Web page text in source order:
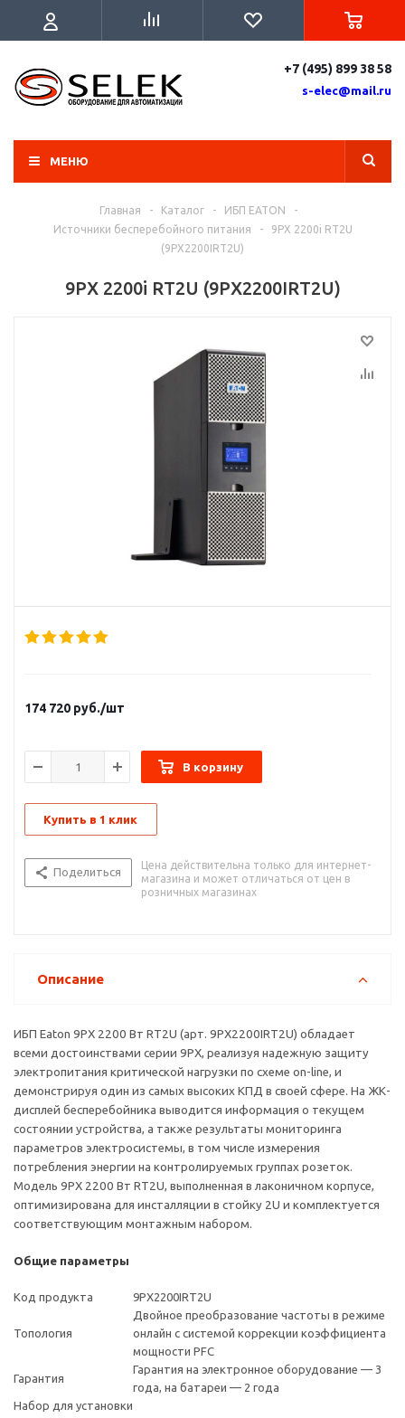
+7 (495) 899 38 58
s-elec@mail.ru
МЕНЮ
Главная - Каталог - ИБП EATON
-
Источники бесперебойного питания
-
9PX 2200i RT2U
(9PX2200IRT2U)
9PX 2200i RT2U (9PX2200IRT2U)
174 720 руб./шт
В корзину
Купить в 1 клик
Поделиться
Цена действительна только для интернет-
магазина и может отличаться от цен в
розничных магазинах
Описание
ИБП Eaton 9PX 2200 Вт RT2U (арт. 9PX2200IRT2U) обладает
всеми достоинствами серии 9PX, реализуя надежную защиту
электропитания критической нагрузки по схеме on-line, и
демонстрируя один из самых высоких КПД в своей сфере. На ЖК-
дисплей бесперебойника выводится информация о текущем
состоянии устройства, а также результаты мониторинга
параметров электросистемы, в том числе измерения
потребления энергии на контролируемых группах розеток.
Модель 9PX 2200 Вт RT2U, выполненная в лаконичном корпусе,
оптимизирована для инсталляции в стойку 2U и комплектуется
соответствующим монтажным набором.
Общие параметры
Код продукта 9PX2200IRT2U
Топология
Двойное преобразование частоты в режиме
онлайн с системой коррекции коэффициента
мощности PFC
Гарантия
Гарантия на электронное оборудование — 3
года, на батареи — 2 года
Набор для установки